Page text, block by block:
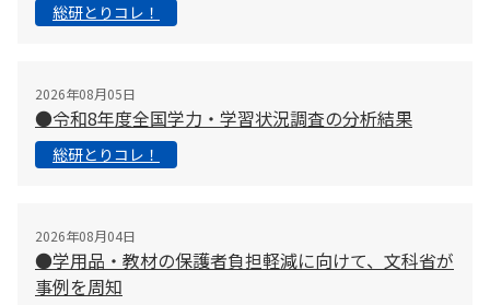
総研とりコレ！
2026年08月05日
●令和8年度全国学力・学習状況調査の分析結果
総研とりコレ！
2026年08月04日
●学用品・教材の保護者負担軽減に向けて、文科省が
事例を周知